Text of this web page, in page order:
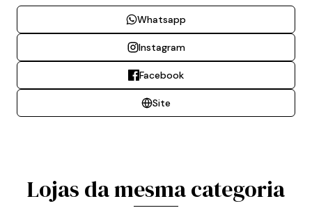
Whatsapp
Instagram
Facebook
Site
Lojas da mesma categoria